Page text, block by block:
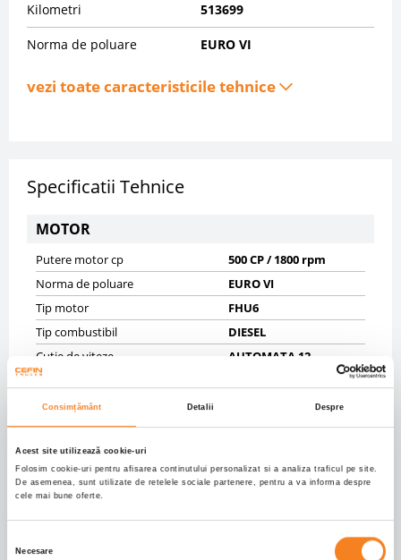
Consimțământ Detalii Despre
Acest site utilizează cookie-uri
Folosim cookie-uri pentru afisarea continutului personalizat si a analiza traficul pe site.
De asemenea, sunt utilizate de retelele sociale partenere, pentru a va informa despre
cele mai bune oferte.
Necesare
Kilometri 513699
Norma de poluare EURO VI
vezi toate caracteristicile tehnice
Specificatii Tehnice
MOTOR
Putere motor cp
500 CP / 1800 rpm
Norma de poluare
EURO VI
Tip motor
FHU6
Tip combustibil
DIESEL
Cutie de viteze
AUTOMATA 12
Cilindree cmc
Masa maxima autorizata kg
Masa proprie kg
8547
Anvelope